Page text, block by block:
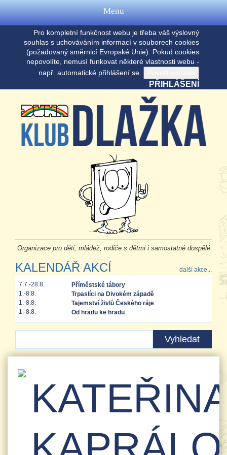
Pro kompletní funkčnost webu je třeba váš výslovný
souhlas s uchováváním informací v souborech cookies
(požadovaný směrnicí Evropské Unie). Pokud cookies
nepovolíte, nemusí funkovat některé vlastnosti webu -
např. automatické přihlášení se.
PŘIHLÁŠENÍ
Organizace pro děti, mládež, rodiče s dětmi i samostatné dospělé
KALENDÁŘ AKCÍ další akce...
7.7.-28.8.
Příměstské tábory
1.-8.8.
Trpaslíci na Divokém západě
1.-8.8.
Tajemství živlů Českého ráje
1.-8.8.
Od hradu ke hradu